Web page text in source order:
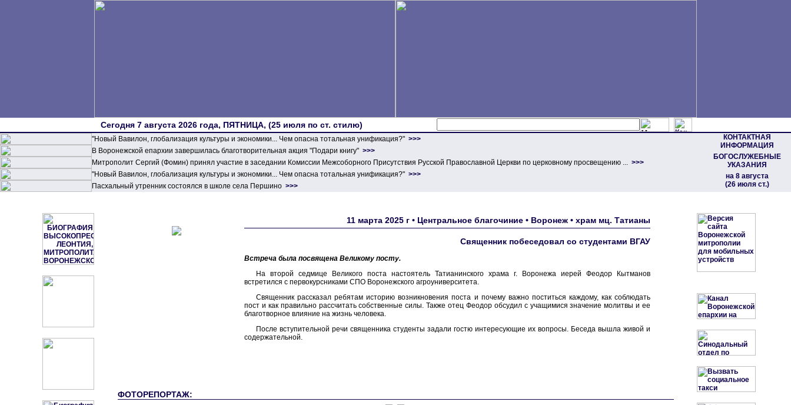
Сегодня 7 августа 2026 года, ПЯТНИЦА, (25 июля по ст. стилю)
"Новый Вавилон, глобализация культуры и экономики... Чем опасна тотальная унификация?" >>>
КОНТАКТНАЯ
ИНФОРМАЦИЯ
БОГОСЛУЖЕБНЫЕ
УКАЗАНИЯ
на 8 августа
(26 июля ст.)
В Воронежской епархии завершилась благотворительная акция "Подари книгу" >>>
Митрополит Сергий (Фомин) принял участие в заседании Комиссии Межсоборного Присутствия Русской Православной Церкви по церковному просвещению ... >>>
"Новый Вавилон, глобализация культуры и экономики... Чем опасна тотальная унификация?" >>>
Пасхальный утренник состоялся в школе села Першино >>>
11 марта 2025 г • Центральное благочиние • Воронеж • храм мц. Татианы
Священник побеседовал со студентами ВГАУ
Встреча была посвящена Великому посту.
На второй седмице Великого поста настоятель Татианинского храма г. Воронежа иерей Феодор Кытманов
встретился с первокурсниками СПО Воронежского агроуниверситета.
Священник рассказал ребятам историю возникновения поста и почему важно поститься каждому, как соблюдать
пост и как правильно рассчитать собственные силы. Также отец Феодор обсудил с учащимися значение молитвы и ее
благотворное влияние на жизнь человека.
После вступительной речи священника студенты задали гостю интересующие их вопросы. Беседа вышла живой и
содержательной.
ФОТОРЕПОРТАЖ: